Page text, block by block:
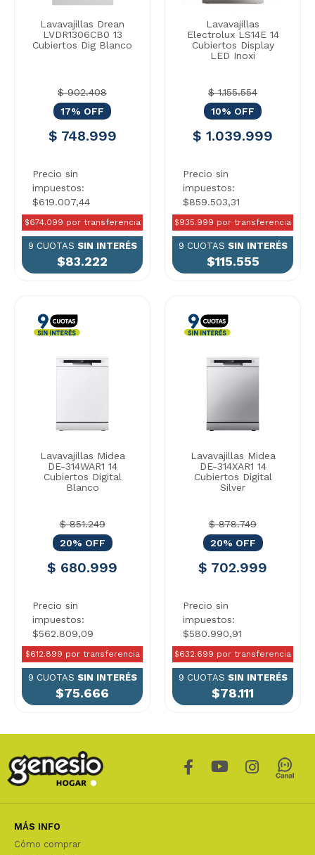
Lavavajillas Drean
LVDR1306CB0 13
Cubiertos Dig Blanco
$ 902.408
17% OFF
$ 748.999
Precio sin
impuestos:
$619.007,44
$674.099 por transferencia
9 CUOTAS SIN INTERÉS
$83.222
Lavavajillas
Electrolux LS14E 14
Cubiertos Display
LED Inoxi
$ 1.155.554
10% OFF
$ 1.039.999
Precio sin
impuestos:
$859.503,31
$935.999 por transferencia
9 CUOTAS SIN INTERÉS
$115.555
Lavavajillas Midea
DE-314WAR1 14
Cubiertos Digital
Blanco
$ 851.249
20% OFF
$ 680.999
Precio sin
impuestos:
$562.809,09
$612.899 por transferencia
9 CUOTAS SIN INTERÉS
$75.666
Lavavajillas Midea
DE-314XAR1 14
Cubiertos Digital
Silver
$ 878.749
20% OFF
$ 702.999
Precio sin
impuestos:
$580.990,91
$632.699 por transferencia
9 CUOTAS SIN INTERÉS
$78.111
MÁS INFO
Cómo comprar